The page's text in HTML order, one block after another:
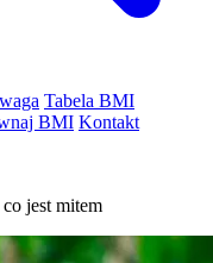
Tabela BMI
BMI Kontakt
jest mitem